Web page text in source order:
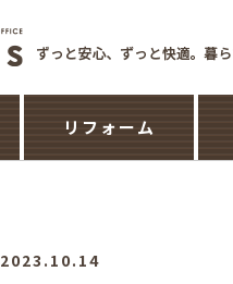
リフォーム
2023.10.14